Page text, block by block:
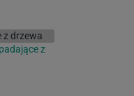
z